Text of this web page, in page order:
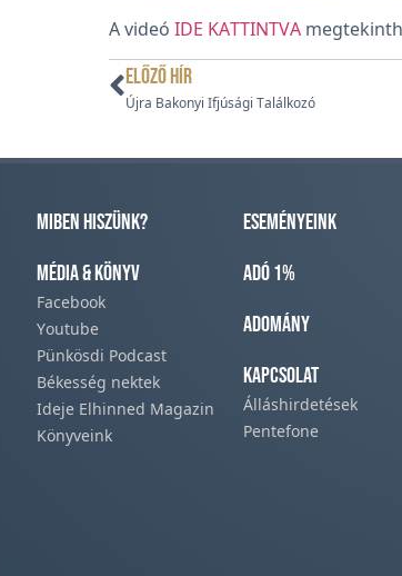
A videó IDE KATTINTVA
ELŐZŐ HÍR
Újra Bakonyi Ifjúsági Találkozó
Miben hiszünk?
Média & Könyv
Facebook​
Youtube
Pünkösdi Podcast​
Békesség nektek
Ideje Elhinned Magazin
Könyveink
Eseményeink
Adó 1%
Adomány
Kapcsolat
Álláshirdetések
Pentefone